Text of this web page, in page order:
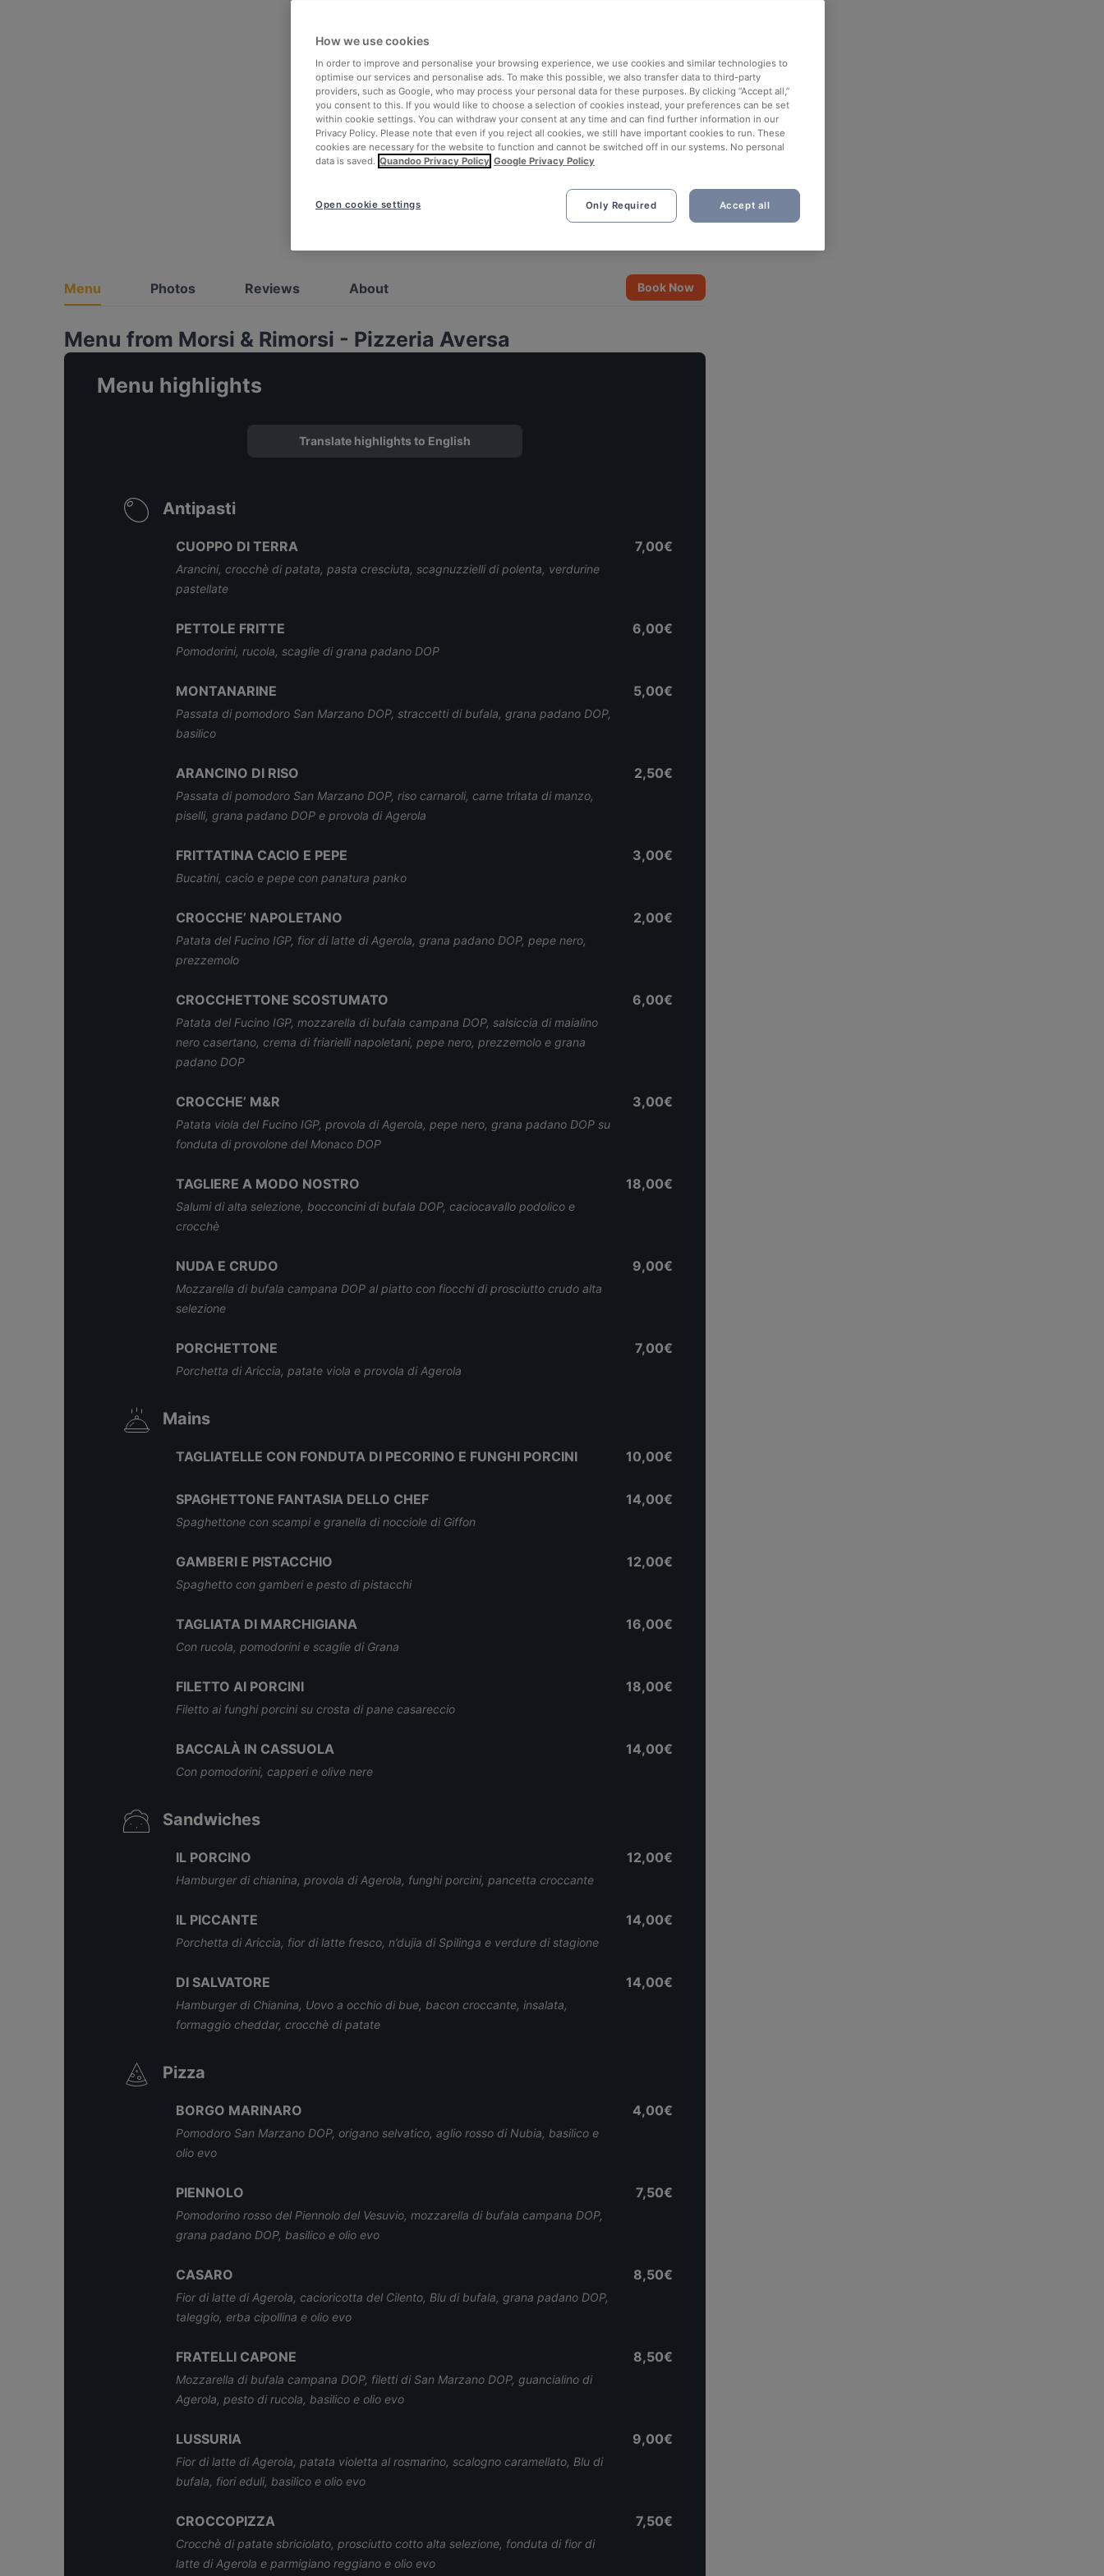
Menu Photos Reviews About Book Now
Menu from Morsi & Rimorsi - Pizzeria Aversa
Menu highlights
Translate highlights to English
Antipasti
CUOPPO DI TERRA
Arancini, crocchè di patata, pasta cresciuta, scagnuzzielli di polenta, verdurine
pastellate
7,00€
PETTOLE FRITTE
Pomodorini, rucola, scaglie di grana padano DOP
6,00€
MONTANARINE
Passata di pomodoro San Marzano DOP, straccetti di bufala, grana padano DOP,
basilico
5,00€
ARANCINO DI RISO
Passata di pomodoro San Marzano DOP, riso carnaroli, carne tritata di manzo,
piselli, grana padano DOP e provola di Agerola
2,50€
FRITTATINA CACIO E PEPE
Bucatini, cacio e pepe con panatura panko
3,00€
CROCCHE’ NAPOLETANO
Patata del Fucino IGP, fior di latte di Agerola, grana padano DOP, pepe nero,
prezzemolo
2,00€
CROCCHETTONE SCOSTUMATO
Patata del Fucino IGP, mozzarella di bufala campana DOP, salsiccia di maialino
nero casertano, crema di friarielli napoletani, pepe nero, prezzemolo e grana
padano DOP
6,00€
CROCCHE’ M&R
Patata viola del Fucino IGP, provola di Agerola, pepe nero, grana padano DOP su
fonduta di provolone del Monaco DOP
3,00€
TAGLIERE A MODO NOSTRO
Salumi di alta selezione, bocconcini di bufala DOP, caciocavallo podolico e
crocchè
18,00€
NUDA E CRUDO
Mozzarella di bufala campana DOP al piatto con fiocchi di prosciutto crudo alta
selezione
9,00€
PORCHETTONE
Porchetta di Ariccia, patate viola e provola di Agerola
7,00€
Mains
TAGLIATELLE CON FONDUTA DI PECORINO E FUNGHI PORCINI 10,00€
SPAGHETTONE FANTASIA DELLO CHEF
Spaghettone con scampi e granella di nocciole di Giffon
14,00€
GAMBERI E PISTACCHIO
Spaghetto con gamberi e pesto di pistacchi
12,00€
TAGLIATA DI MARCHIGIANA
Con rucola, pomodorini e scaglie di Grana
16,00€
FILETTO AI PORCINI
Filetto ai funghi porcini su crosta di pane casareccio
18,00€
BACCALÀ IN CASSUOLA
Con pomodorini, capperi e olive nere
14,00€
Sandwiches
IL PORCINO
Hamburger di chianina, provola di Agerola, funghi porcini, pancetta croccante
12,00€
IL PICCANTE
Porchetta di Ariccia, fior di latte fresco, n’dujia di Spilinga e verdure di stagione
14,00€
DI SALVATORE
Hamburger di Chianina, Uovo a occhio di bue, bacon croccante, insalata,
formaggio cheddar, crocchè di patate
14,00€
Pizza
BORGO MARINARO
Pomodoro San Marzano DOP, origano selvatico, aglio rosso di Nubia, basilico e
olio evo
4,00€
PIENNOLO
Pomodorino rosso del Piennolo del Vesuvio, mozzarella di bufala campana DOP,
grana padano DOP, basilico e olio evo
7,50€
CASARO
Fior di latte di Agerola, cacioricotta del Cilento, Blu di bufala, grana padano DOP,
taleggio, erba cipollina e olio evo
8,50€
FRATELLI CAPONE
Mozzarella di bufala campana DOP, filetti di San Marzano DOP, guancialino di
Agerola, pesto di rucola, basilico e olio evo
8,50€
LUSSURIA
Fior di latte di Agerola, patata violetta al rosmarino, scalogno caramellato, Blu di
bufala, fiori eduli, basilico e olio evo
9,00€
CROCCOPIZZA
Crocchè di patate sbriciolato, prosciutto cotto alta selezione, fonduta di fior di
latte di Agerola e parmigiano reggiano e olio evo
7,50€
How we use cookies
In order to improve and personalise your browsing experience, we use cookies and similar technologies to
optimise our services and personalise ads. To make this possible, we also transfer data to third-party
providers, such as Google, who may process your personal data for these purposes. By clicking “Accept all,”
you consent to this. If you would like to choose a selection of cookies instead, your preferences can be set
within cookie settings. You can withdraw your consent at any time and can find further information in our
Privacy Policy. Please note that even if you reject all cookies, we still have important cookies to run. These
cookies are necessary for the website to function and cannot be switched off in our systems. No personal
data is saved. Quandoo Privacy Policy Google Privacy Policy
Only Required Accept all
Open cookie settings